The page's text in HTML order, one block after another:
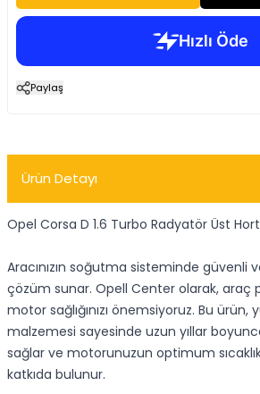
Paylaş
Ürün Detayı
Opel Corsa D 1.6 Turbo Radyatör Üst
Aracınızın soğutma sisteminde güvenli
çözüm sunar. Opell Center olarak, araç
motor sağlığınızı önemsiyoruz. Bu ürün,
malzemesi sayesinde uzun yıllar
sağlar ve motorunuzun optimum
katkıda bulunur.